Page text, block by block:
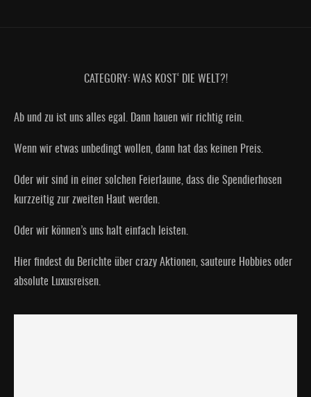
CATEGORY:WAS KOST‘ DIE WELT?!
Ab und zu ist uns alles egal. Dann hauen wir richtig rein.
Wenn wir etwas unbedingt wollen, dann hat das keinen Preis.
Oder wir sind in einer solchen Feierlaune, dass die Spendierhosen
kurzzeitig zur zweiten Haut werden.
Oder wir können’s uns halt einfach leisten.
Hier findest du Berichte über crazy Aktionen, sauteure Hobbies oder
absolute Luxusreisen.